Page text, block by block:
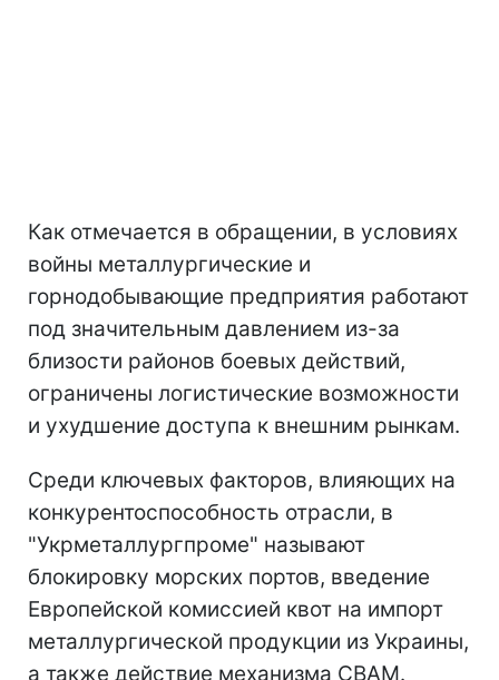
Как отмечается в обращении, в условиях
войны металлургические и
горнодобывающие предприятия работают
под значительным давлением из-за
близости районов боевых действий,
ограничены логистические возможности
и ухудшение доступа к внешним рынкам.
Среди ключевых факторов, влияющих на
конкурентоспособность отрасли, в
"Укрметаллургпроме" называют
блокировку морских портов, введение
Европейской комиссией квот на импорт
металлургической продукции из Украины,
а также действие механизма CBAM.